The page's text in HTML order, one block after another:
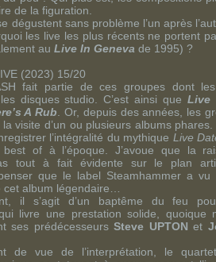
de la figuration.
dégustent sans problème l’un après
les live les plus récents ne portent
au Live In Geneva de 1995) ?
(2023) 15/20
fait partie de ces groupes dont
disques studio. C’est ainsi que Live
A Rub . Or, depuis des années, les
visite d’un ou plusieurs albums phares.
l’intégralité du mythique Live
of à l’époque. J’avoue que la
tout à fait évidente sur le plan
que le label Steamhammer a vu
album légendaire…
il s’agit d’un baptême du feu
qui livre une prestation solide,
ses prédécesseurs Steve UPTON et
de vue de l’interprétation, le